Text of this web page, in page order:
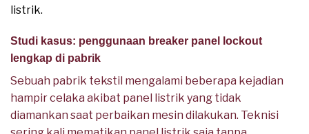
listrik.
Studi kasus: penggunaan breaker panel lockout
lengkap di pabrik
Sebuah pabrik tekstil mengalami beberapa kejadian
hampir celaka akibat panel listrik yang tidak
diamankan saat perbaikan mesin dilakukan. Teknisi